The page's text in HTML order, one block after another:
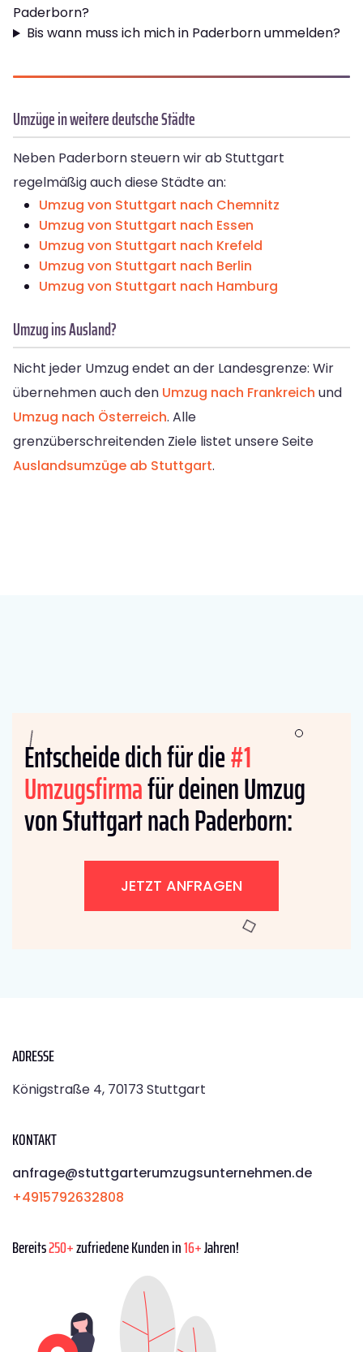
Paderborn?
Bis wann muss ich mich in Paderborn ummelden?
Umzüge in weitere deutsche Städte
Neben Paderborn steuern wir ab Stuttgart
regelmäßig auch diese Städte an:
Umzug von Stuttgart nach Chemnitz
Umzug von Stuttgart nach Essen
Umzug von Stuttgart nach Krefeld
Umzug von Stuttgart nach Berlin
Umzug von Stuttgart nach Hamburg
Umzug ins Ausland?
Nicht jeder Umzug endet an der Landesgrenze: Wir
übernehmen auch den Umzug nach Frankreich und
Umzug nach Österreich. Alle
grenzüberschreitenden Ziele listet unsere Seite
Auslandsumzüge ab Stuttgart.
Entscheide dich für die#1
Umzugsfirmafür deinen Umzug
von Stuttgart nach Paderborn:
JETZT ANFRAGEN
ADRESSE
Königstraße 4, 70173 Stuttgart
KONTAKT
anfrage@stuttgarterumzugsunternehmen.de
+4915792632808
Bereits250+zufriedene Kunden in16+Jahren!